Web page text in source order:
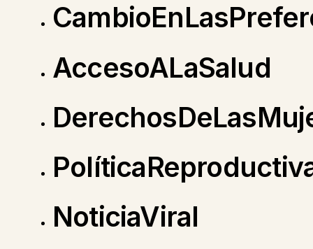
AccesoALaSalud
NoticiaViral